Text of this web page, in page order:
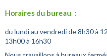
Horaires du bureau :
du lundi au vendredi de 8h30 à
13h00 à 16h30